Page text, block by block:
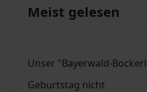
Meist gelesen
Unser "Bayerwald-
Geburtstag nicht